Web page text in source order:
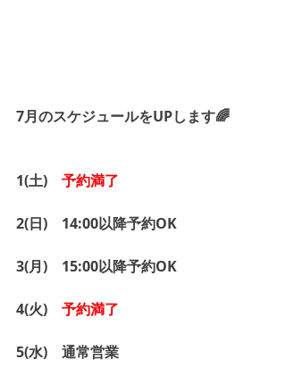
7月のスケジュールをUPします🌈
1(土) 予約満了
2(日)　14:00以降予約OK
3(月)　15:00以降予約OK
4(火) 予約満了
5(水)　通常営業